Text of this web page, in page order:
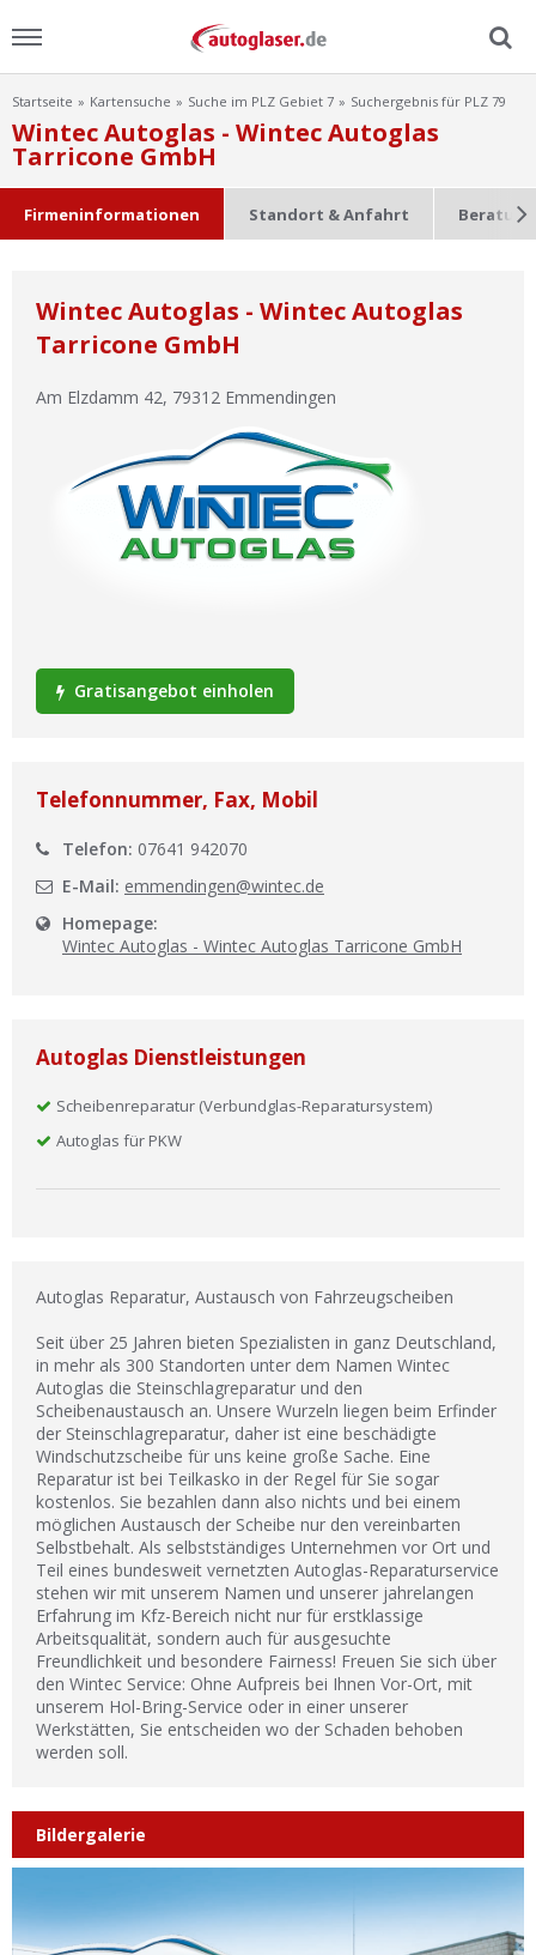
Menu
Home
Scheibensuche
Lexikon
Ist Ihre Werkstatt schon dabei?
Startseite Kartensuche Suche im PLZ Gebiet 7 Suchergebnis für PLZ 79
Wintec Autoglas - Wintec Autoglas
Tarricone GmbH
Firmeninformationen Standort & Anfahrt
Wintec Autoglas - Wintec Autoglas
Tarricone GmbH
Am Elzdamm 42, 79312 Emmendingen
Gratisangebot einholen
Telefonnummer, Fax, Mobil
Telefon: 07641 942070
E-Mail: emmendingen@wintec.de
Homepage:
Wintec Autoglas - Wintec Autoglas Tarricone GmbH
Autoglas Dienstleistungen
Scheibenreparatur (Verbundglas-Reparatursystem)
Autoglas für PKW
Autoglas Reparatur, Austausch von Fahrzeugscheiben
Seit über 25 Jahren bieten Spezialisten in ganz Deutschland,
in mehr als 300 Standorten unter dem Namen Wintec
Autoglas die Steinschlagreparatur und den
Scheibenaustausch an. Unsere Wurzeln liegen beim Erfinder
der Steinschlagreparatur, daher ist eine beschädigte
Windschutzscheibe für uns keine große Sache. Eine
Reparatur ist bei Teilkasko in der Regel für Sie sogar
kostenlos. Sie bezahlen dann also nichts und bei einem
möglichen Austausch der Scheibe nur den vereinbarten
Selbstbehalt. Als selbstständiges Unternehmen vor Ort und
Teil eines bundesweit vernetzten Autoglas-Reparaturservice
stehen wir mit unserem Namen und unserer jahrelangen
Erfahrung im Kfz-Bereich nicht nur für erstklassige
Arbeitsqualität, sondern auch für ausgesuchte
Freundlichkeit und besondere Fairness! Freuen Sie sich über
den Wintec Service: Ohne Aufpreis bei Ihnen Vor-Ort, mit
unserem Hol-Bring-Service oder in einer unserer
Werkstätten, Sie entscheiden wo der Schaden behoben
werden soll.
Bildergalerie